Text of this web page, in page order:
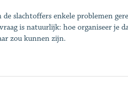
slachtoffers enkele problemen
is natuurlijk: hoe organiseer je
zou kunnen zijn.